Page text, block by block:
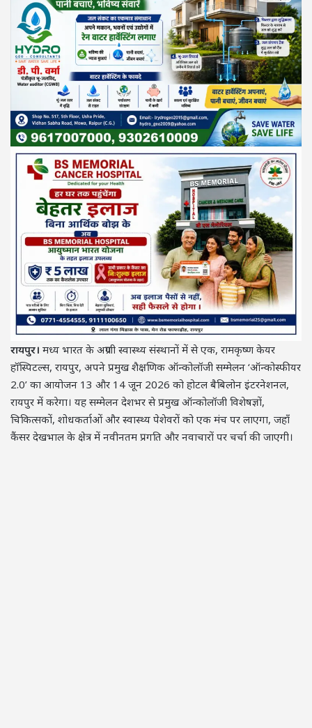
रायपुर। मध्य भारत के अग्रणी स्वास्थ्य संस्थानों में से एक, रामकृष्ण केयर
हॉस्पिटल्स, रायपुर, अपने प्रमुख शैक्षणिक ऑन्कोलॉजी सम्मेलन ‘ऑन्कोस्फीयर
2.0’ का आयोजन 13 और 14 जून 2026 को होटल बैबिलोन इंटरनेशनल,
रायपुर में करेगा। यह सम्मेलन देशभर से प्रमुख ऑन्कोलॉजी विशेषज्ञों,
चिकित्सकों, शोधकर्ताओं और स्वास्थ्य पेशेवरों को एक मंच पर लाएगा, जहाँ
कैंसर देखभाल के क्षेत्र में नवीनतम प्रगति और नवाचारों पर चर्चा की जाएगी।